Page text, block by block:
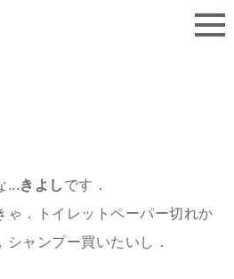
...きよし です．
ゃ．トイレットペーパー切れか
ャンプー買いたいし．